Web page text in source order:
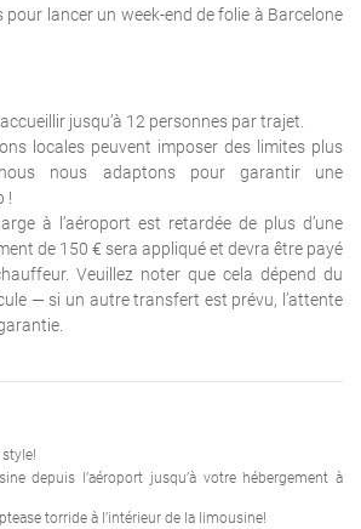
pour lancer un week-end de folie à Barcelone
jusqu’à 12 personnes par trajet.
locales peuvent imposer des limites plus
nous adaptons pour garantir une
!
à l’aéroport est retardée de plus d’une
de 150 € sera appliqué et devra être payé
Veuillez noter que cela dépend du
— si un autre transfert est prévu, l’attente
depuis l’aéroport jusqu’à votre hébergement à
torride à l’intérieur de la limousine!